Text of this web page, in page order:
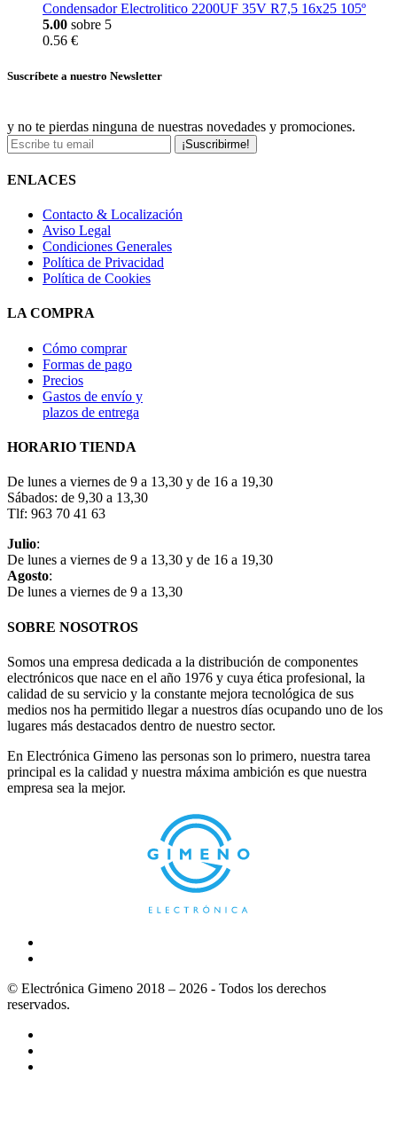
Condensador Electrolitico 2200UF 35V R7,5 16x25 105º
5.00 sobre 5
0.56 €
Suscríbete a nuestro Newsletter
y no te pierdas ninguna de nuestras novedades y promociones.
¡Suscribirme!
ENLACES
Contacto & Localización
Aviso Legal
Condiciones Generales
Política de Privacidad
Política de Cookies
LA COMPRA
Cómo comprar
Formas de pago
Precios
Gastos de envío y
plazos de entrega
HORARIO TIENDA
De lunes a viernes de 9 a 13,30 y de 16 a 19,30
Sábados: de 9,30 a 13,30
Tlf: 963 70 41 63
Julio:
De lunes a viernes de 9 a 13,30 y de 16 a 19,30
Agosto:
De lunes a viernes de 9 a 13,30
SOBRE NOSOTROS
Somos una empresa dedicada a la distribución de componentes
electrónicos que nace en el año 1976 y cuya ética profesional, la
calidad de su servicio y la constante mejora tecnológica de sus
medios nos ha permitido llegar a nuestros días ocupando uno de los
lugares más destacados dentro de nuestro sector.
En Electrónica Gimeno las personas son lo primero, nuestra tarea
principal es la calidad y nuestra máxima ambición es que nuestra
empresa sea la mejor.
© Electrónica Gimeno 2018 – 2026 - Todos los derechos
reservados.